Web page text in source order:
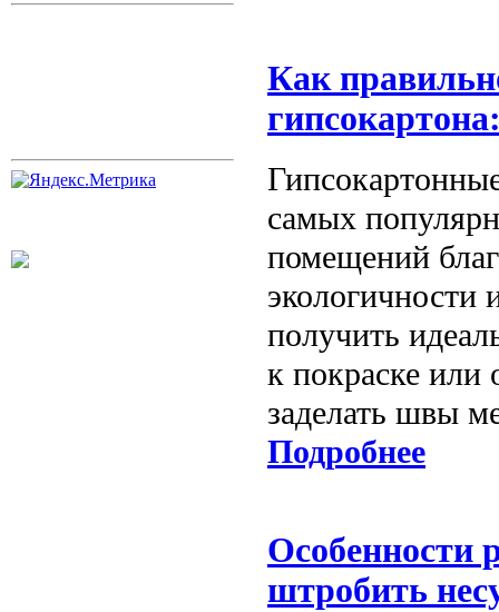
Как
самых
помещений
получить
к покраске или
заделать швы
Подробнее
Особенности
штробить